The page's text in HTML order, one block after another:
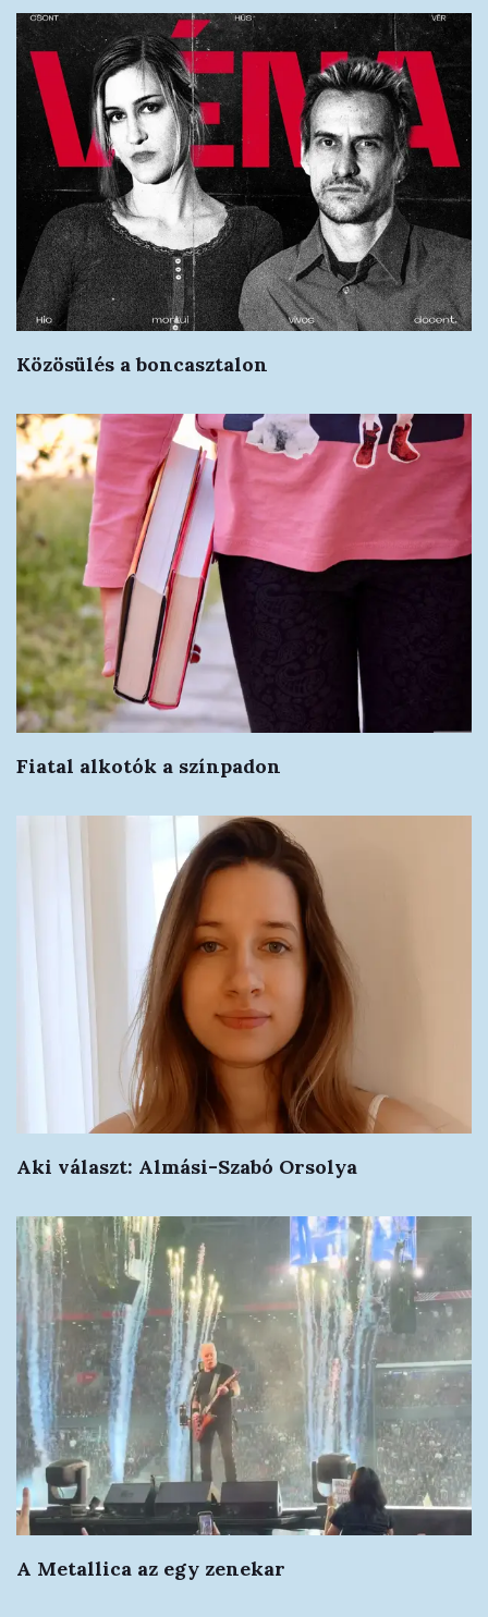
Közösülés a boncasztalon
Fiatal alkotók a színpadon
Aki választ: Almási-Szabó Orsolya
A Metallica az egy zenekar